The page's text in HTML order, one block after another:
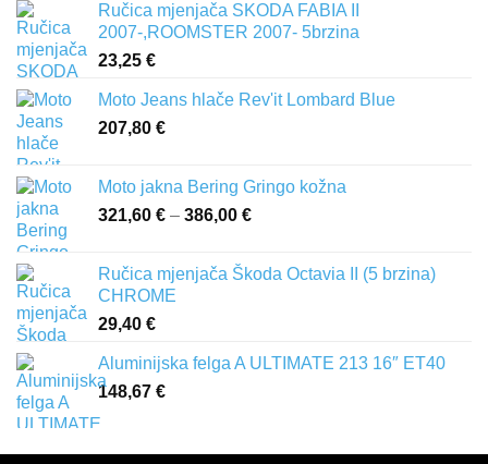
Ručica mjenjača SKODA FABIA II
2007-,ROOMSTER 2007- 5brzina
23,25 €
Moto Jeans hlače Rev'it Lombard Blue
207,80 €
Moto jakna Bering Gringo kožna
321,60 € – 386,00 €
321,60 €
Ručica mjenjača Škoda Octavia II (5 brzina)
CHROME
29,40 €
Aluminijska felga A ULTIMATE 213 16″ ET40
148,67 €